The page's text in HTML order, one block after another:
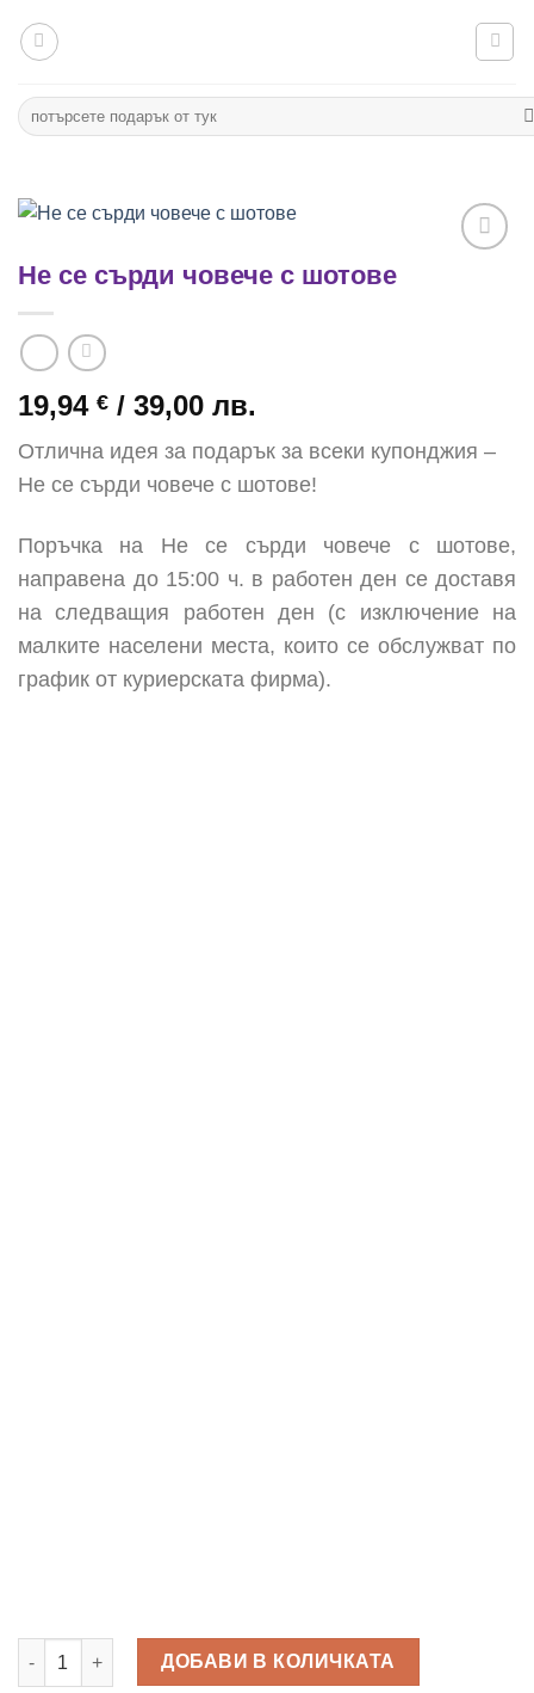
съдържанието
Търсене
за:
Не се сърди човече с шотове
19,94 € / 39,00 лв.
Отлична идея за подарък за всеки купонджия –
Не се сърди човече с шотове!
Поръчка на Не се сърди човече с шотове,
направена до 15:00 ч. в работен ден се доставя
на следващия работен ден (с изключение на
малките населени места, които се обслужват по
график от куриерската фирма).
количество за Не се сърди човече с шотове
ДОБАВИ В КОЛИЧКАТА